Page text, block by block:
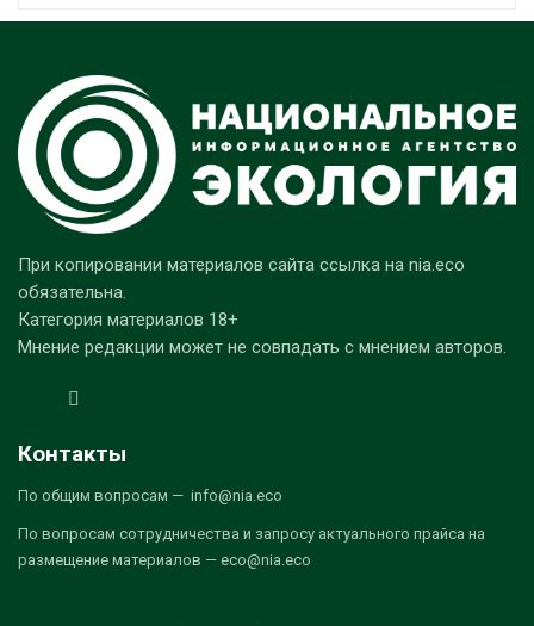
При копировании материалов сайта ссылка на nia.eco
обязательна.
Категория материалов 18+
Мнение редакции может не совпадать с мнением авторов.
Контакты
По общим вопросам — info@nia.eco
По вопросам сотрудничества и запросу актуального прайса на
размещение материалов — eco@nia.eco